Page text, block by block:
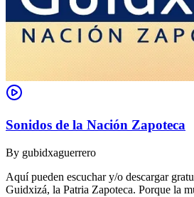
Sonidos de la Nación Zapoteca
By gubidxaguerrero
Aquí pueden escuchar y/o descargar
Guidxizá, la Patria Zapoteca. Porque la